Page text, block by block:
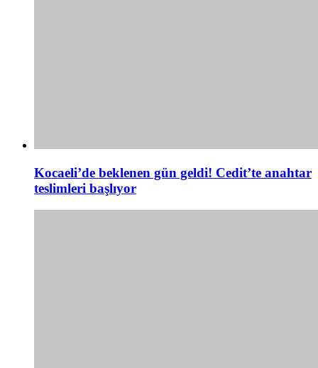
Kocaeli’de beklenen gün geldi! Cedit’te anahtar
teslimleri başlıyor